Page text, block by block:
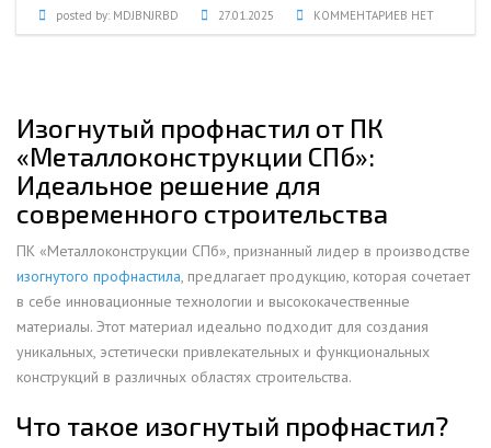
posted by: MDJBNJRBD 27.01.2025 КОММЕНТАРИЕВ НЕТ
Изогнутый профнастил от ПК
«Металлоконструкции СПб»:
Идеальное решение для
современного строительства
ПК «Металлоконструкции СПб», признанный лидер в производстве
изогнутого профнастила, предлагает продукцию, которая сочетает
в себе инновационные технологии и высококачественные
материалы. Этот материал идеально подходит для создания
уникальных, эстетически привлекательных и функциональных
конструкций в различных областях строительства.
Что такое изогнутый профнастил?